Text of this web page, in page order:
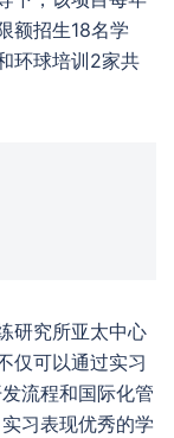
额招生18名学
环球培训2家共
研究所亚太中心
仅可以通过实习
流程和国际化管
习表现优秀的学